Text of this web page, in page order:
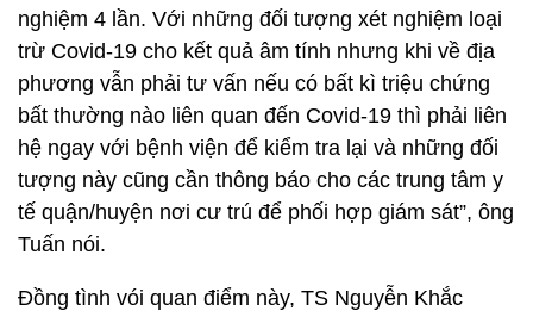
nghiệm 4 lần. Với những đối tượng xét nghiệm loại
trừ Covid-19 cho kết quả âm tính nhưng khi về địa
phương vẫn phải tư vấn nếu có bất kì triệu chứng
bất thường nào liên quan đến Covid-19 thì phải liên
hệ ngay với bệnh viện để kiểm tra lại và những đối
tượng này cũng cần thông báo cho các trung tâm y
tế quận/huyện nơi cư trú để phối hợp giám sát”, ông
Tuấn nói.
Đồng tình vói quan điểm này, TS Nguyễn Khắc